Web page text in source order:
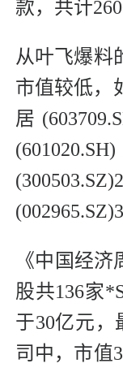
款，共计
从叶飞爆料
市值较低，
居
《中国经
股共136家
于30亿元，
司中，市值